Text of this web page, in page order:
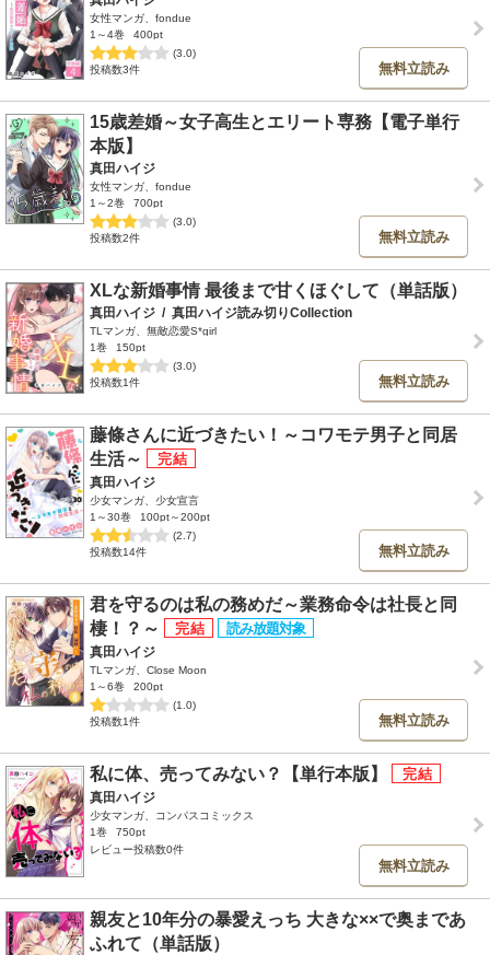
女性マンガ、fondue
1～4巻
400pt
(3.0)
投稿数3件
無料立読み
15歳差婚～女子高生とエリート専務【電子単行
本版】
真田ハイジ
女性マンガ、fondue
1～2巻
700pt
(3.0)
投稿数2件
無料立読み
XLな新婚事情 最後まで甘くほぐして（単話版）
真田ハイジ / 真田ハイジ読み切りCollection
TLマンガ、無敵恋愛S*girl
1巻
150pt
(3.0)
投稿数1件
無料立読み
藤條さんに近づきたい！～コワモテ男子と同居
生活～
真田ハイジ
少女マンガ、少女宣言
1～30巻
100pt～200pt
(2.7)
投稿数14件
無料立読み
君を守るのは私の務めだ～業務命令は社長と同
棲！？～
真田ハイジ
TLマンガ、Close Moon
1～6巻
200pt
(1.0)
投稿数1件
無料立読み
私に体、売ってみない？【単行本版】
真田ハイジ
少女マンガ、コンパスコミックス
1巻
750pt
レビュー投稿数0件
無料立読み
親友と10年分の暴愛えっち 大きな××で奥まであ
ふれて（単話版）